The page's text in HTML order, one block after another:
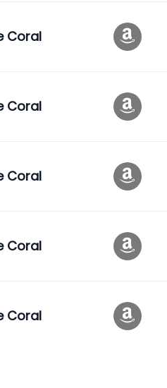
Coral
Coral
Coral
Coral
Coral